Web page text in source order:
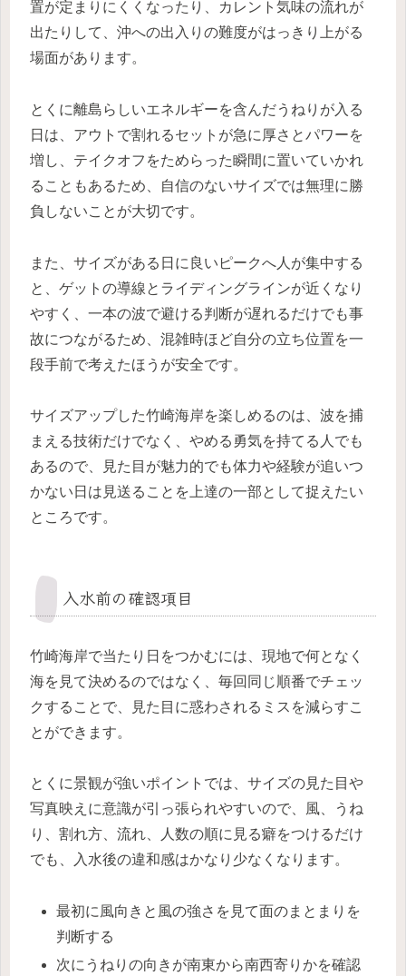
置が定まりにくくなったり、カレント気味の流れが
出たりして、沖への出入りの難度がはっきり上がる
場面があります。
とくに離島らしいエネルギーを含んだうねりが入る
日は、アウトで割れるセットが急に厚さとパワーを
増し、テイクオフをためらった瞬間に置いていかれ
ることもあるため、自信のないサイズでは無理に勝
負しないことが大切です。
また、サイズがある日に良いピークへ人が集中する
と、ゲットの導線とライディングラインが近くなり
やすく、一本の波で避ける判断が遅れるだけでも事
故につながるため、混雑時ほど自分の立ち位置を一
段手前で考えたほうが安全です。
サイズアップした竹崎海岸を楽しめるのは、波を捕
まえる技術だけでなく、やめる勇気を持てる人でも
あるので、見た目が魅力的でも体力や経験が追いつ
かない日は見送ることを上達の一部として捉えたい
ところです。
入水前の確認項目
竹崎海岸で当たり日をつかむには、現地で何となく
海を見て決めるのではなく、毎回同じ順番でチェッ
クすることで、見た目に惑わされるミスを減らすこ
とができます。
とくに景観が強いポイントでは、サイズの見た目や
写真映えに意識が引っ張られやすいので、風、うね
り、割れ方、流れ、人数の順に見る癖をつけるだけ
でも、入水後の違和感はかなり少なくなります。
最初に風向きと風の強さを見て面のまとまりを
判断する
次にうねりの向きが南東から南西寄りかを確認